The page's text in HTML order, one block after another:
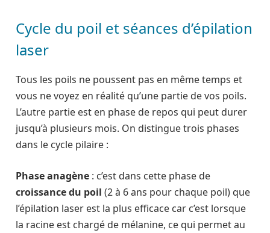
Cycle du poil et séances d’épilation
laser
Tous les poils ne poussent pas en même temps et
vous ne voyez en réalité qu’une partie de vos poils.
L’autre partie est en phase de repos qui peut durer
jusqu’à plusieurs mois. On distingue trois phases
dans le cycle pilaire :
Phase anagène : c’est dans cette phase de
croissance du poil (2 à 6 ans pour chaque poil) que
l’épilation laser est la plus efficace car c’est lorsque
la racine est chargé de mélanine, ce qui permet au